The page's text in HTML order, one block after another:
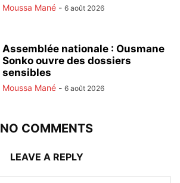
Moussa Mané - 6 août 2026
Assemblée nationale : Ousmane
Sonko ouvre des dossiers
sensibles
Moussa Mané - 6 août 2026
NO COMMENTS
LEAVE A REPLY